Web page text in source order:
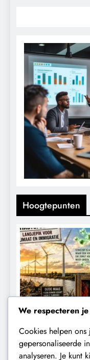
Hoogtepunten
CONTROLE
We respecteren
Cookies helpen
gepersonaliseerde
analyseren. Je kunt